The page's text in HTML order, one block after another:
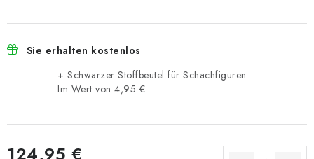
Sie erhalten kostenlos
+ Schwarzer Stoffbeutel für Schachfiguren
Im Wert von 4,95 €
124,95 €